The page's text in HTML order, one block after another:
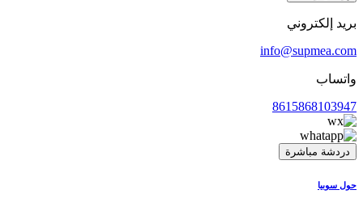
بريد إلكتروني
info@supmea.com
واتساب
8615868103947
دردشة مباشرة
حول سوبيا